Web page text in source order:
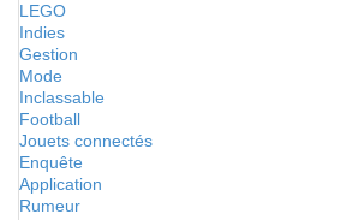
LEGO
Indies
Gestion
Mode
Inclassable
Football
Jouets connectés
Enquête
Application
Rumeur